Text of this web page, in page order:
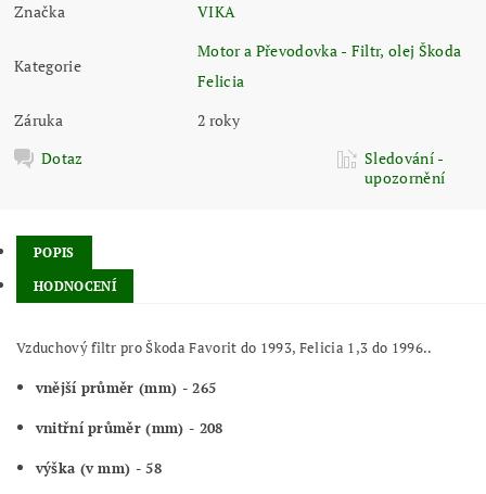
Značka
VIKA
Kategorie
Motor a Převodovka - Filtr, olej Škoda
Felicia
Záruka
2 roky
Dotaz
Sledování -
upozornění
POPIS
HODNOCENÍ
Vzduchový filtr pro Škoda Favorit do 1993, Felicia 1,3 do 1996..
vnější průměr (mm) - 265
vnitřní průměr (mm) - 208
výška (v mm) - 58